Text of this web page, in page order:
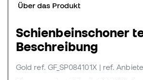
Über das Produkt
Schienbeinschoner
Beschreibung
Gold ref. GF_SP084101X | ref.